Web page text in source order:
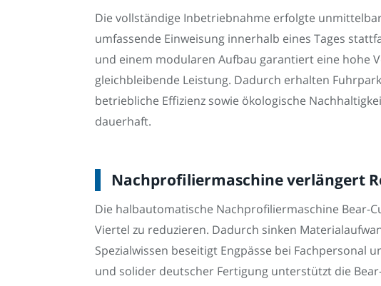
Die vollständige Inbetriebnahme erfolgte
umfassende Einweisung innerhalb eines Tages
und einem modularen Aufbau garantiert eine hohe
gleichbleibende Leistung. Dadurch erhalten
betriebliche Effizienz sowie ökologische
dauerhaft.
Nachprofiliermaschine verlängert
Die halbautomatische Nachprofiliermaschine Bear-
Viertel zu reduzieren. Dadurch sinken
Spezialwissen beseitigt Engpässe bei
und solider deutscher Fertigung unterstützt die